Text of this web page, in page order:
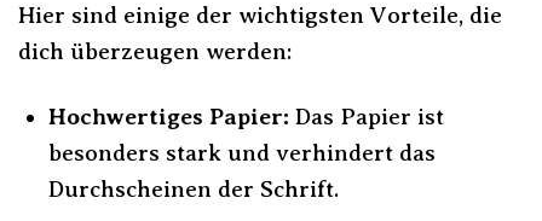
Hier sind einige der wichtigsten Vorteile, die
dich überzeugen werden:
Hochwertiges Papier: Das Papier ist
besonders stark und verhindert das
Durchscheinen der Schrift.